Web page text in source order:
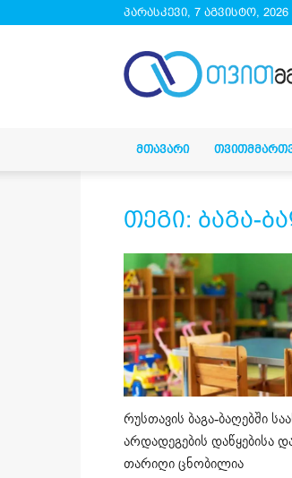
პარასკევი, 7 აგვისტო, 2026
ᲛᲗᲐᲕᲐᲠᲘ
თეგი: ბაგა-
რუსთავის ბაგა-ბაღებში
არდადეგების დაწყებისა
თარიღი ცნობილია